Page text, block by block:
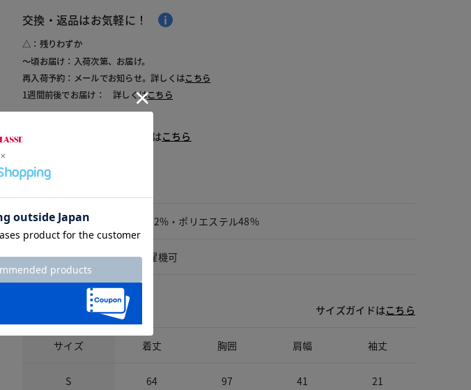
交換・返品はお気軽に！
△：残りわずか
～頃お届け：入荷次第、お届け。
再入荷予約：メールでお知らせ。詳しくはこちら
1週間前後でお届け： 詳しくはこちら
商品についてのお問い合わせはこちら
素材 綿52%・ポリエステル48%
洗濯表示 洗濯機可
サイズガイドはこちら
サイズ 着丈 胸囲 肩幅 袖丈
S 64 97 41 21